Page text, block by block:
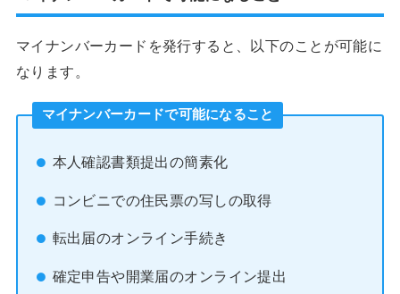
マイナンバーカードを発行すると、以下のことが可能に
なります。
マイナンバーカードで可能になること
本人確認書類提出の簡素化
コンビニでの住民票の写しの取得
転出届のオンライン手続き
確定申告や開業届のオンライン提出